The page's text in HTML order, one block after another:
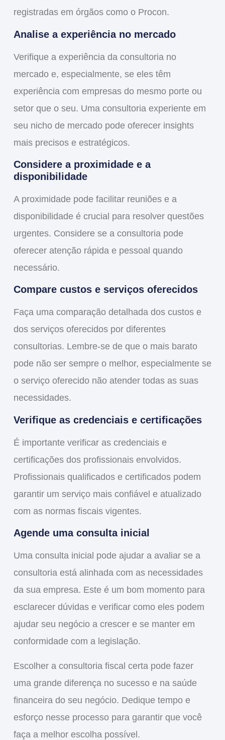
registradas em órgãos como o Procon.
Analise a experiência no mercado
Verifique a experiência da consultoria no
mercado e, especialmente, se eles têm
experiência com empresas do mesmo porte ou
setor que o seu. Uma consultoria experiente em
seu nicho de mercado pode oferecer insights
mais precisos e estratégicos.
Considere a proximidade e a
disponibilidade
A proximidade pode facilitar reuniões e a
disponibilidade é crucial para resolver questões
urgentes. Considere se a consultoria pode
oferecer atenção rápida e pessoal quando
necessário.
Compare custos e serviços oferecidos
Faça uma comparação detalhada dos custos e
dos serviços oferecidos por diferentes
consultorias. Lembre-se de que o mais barato
pode não ser sempre o melhor, especialmente se
o serviço oferecido não atender todas as suas
necessidades.
Verifique as credenciais e certificações
É importante verificar as credenciais e
certificações dos profissionais envolvidos.
Profissionais qualificados e certificados podem
garantir um serviço mais confiável e atualizado
com as normas fiscais vigentes.
Agende uma consulta inicial
Uma consulta inicial pode ajudar a avaliar se a
consultoria está alinhada com as necessidades
da sua empresa. Este é um bom momento para
esclarecer dúvidas e verificar como eles podem
ajudar seu negócio a crescer e se manter em
conformidade com a legislação.
Escolher a consultoria fiscal certa pode fazer
uma grande diferença no sucesso e na saúde
financeira do seu negócio. Dedique tempo e
esforço nesse processo para garantir que você
faça a melhor escolha possível.